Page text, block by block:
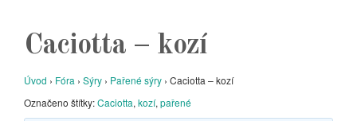
Caciotta – kozí
Úvod › Fóra › Sýry › Pařené sýry › Caciotta – kozí
Označeno štítky:Caciotta, kozí, pařené